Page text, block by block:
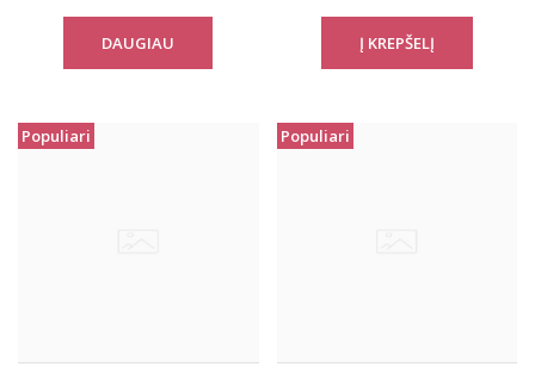
DAUGIAU
Populiari Populiari